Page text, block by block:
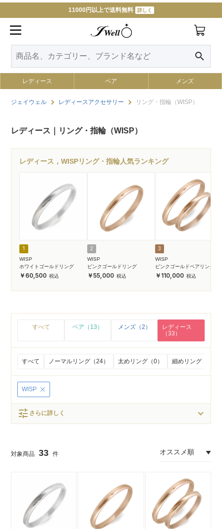
11000円以上で送料無料 詳しく
search
レディース ペア メンズ
ジェイウェル レディースアクセサリー リング・指輪（WISP）
レディース｜リング・指輪（WISP）
レディース，WISPリング・指輪人気ランキング
1
WISP
ホワイトゴールドリング
60,500
2
WISP
ピンクゴールドリング
55,000
3
WISP
ピンクゴールドペアリング
110,000
すべて ペア（13） メンズ（2）
レディース
（33）
すべて ノーマルリング（24） 太めリング（0） 細めリング（5）
WISP
tune さらに詳しく
33